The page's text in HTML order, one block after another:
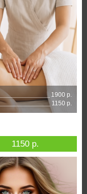
1900 р.
1150 р.
1150 р.